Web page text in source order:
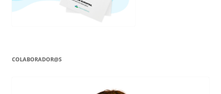
COLABORADOR@S